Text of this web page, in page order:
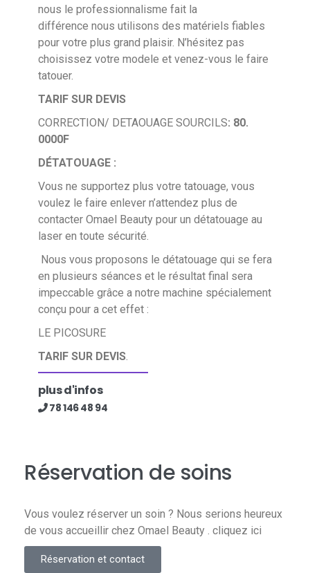
nous le professionnalisme fait la
différence nous utilisons des matériels fiables
pour votre plus grand plaisir. N’hésitez pas
choisissez votre modele et venez-vous le faire
tatouer.
TARIF SUR DEVIS
CORRECTION/ DETAOUAGE SOURCILS: 80.
0000F
DÉTATOUAGE :
Vous ne supportez plus votre tatouage, vous
voulez le faire enlever n’attendez plus de
contacter Omael Beauty pour un détatouage au
laser en toute sécurité.
Nous vous proposons le détatouage qui se fera
en plusieurs séances et le résultat final sera
impeccable grâce a notre machine spécialement
conçu pour a cet effet :
LE PICOSURE
TARIF SUR DEVIS.
plus d'infos
78 146 48 94​
Réservation de soins
Vous voulez réserver un soin ? Nous serions heureux
de vous accueillir chez Omael Beauty . cliquez ici
Réservation et contact